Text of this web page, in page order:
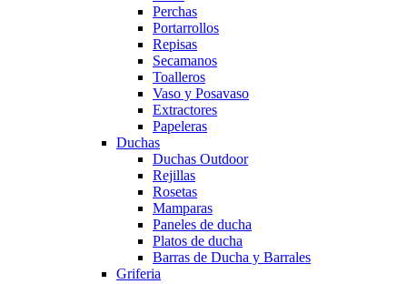
Perchas
Portarrollos
Repisas
Secamanos
Toalleros
Vaso y Posavaso
Extractores
Papeleras
Duchas
Duchas Outdoor
Rejillas
Rosetas
Mamparas
Paneles de ducha
Platos de ducha
Barras de Ducha y Barrales
Griferia